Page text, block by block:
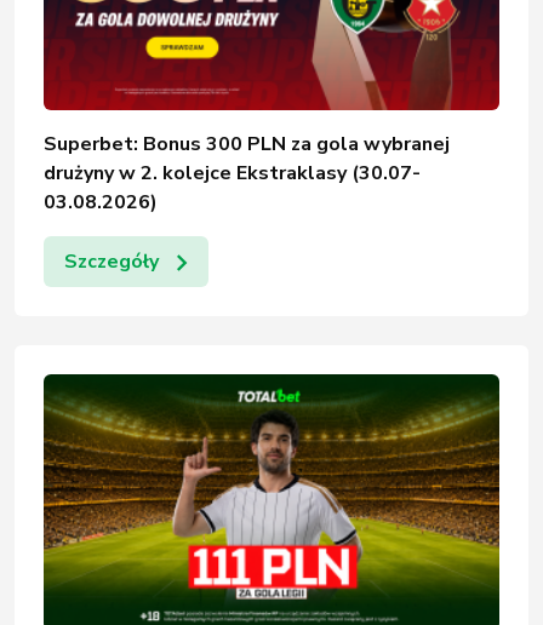
drużyny w 2. kolejce Ekstraklasy (30.07-
03.08.2026)
Szczegóły
TOTALbet: 111 PLN za gola Legii z Zagłębiem
(29.07-02.08.2026)
Szczegóły